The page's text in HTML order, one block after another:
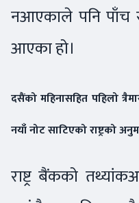
नआएकाले पनि पाँच
आएका हो।
दसैंको महिनासहित पहिलो
नयाँ नोट साटिएको राष्ट्रको
राष्ट्र बैंकको